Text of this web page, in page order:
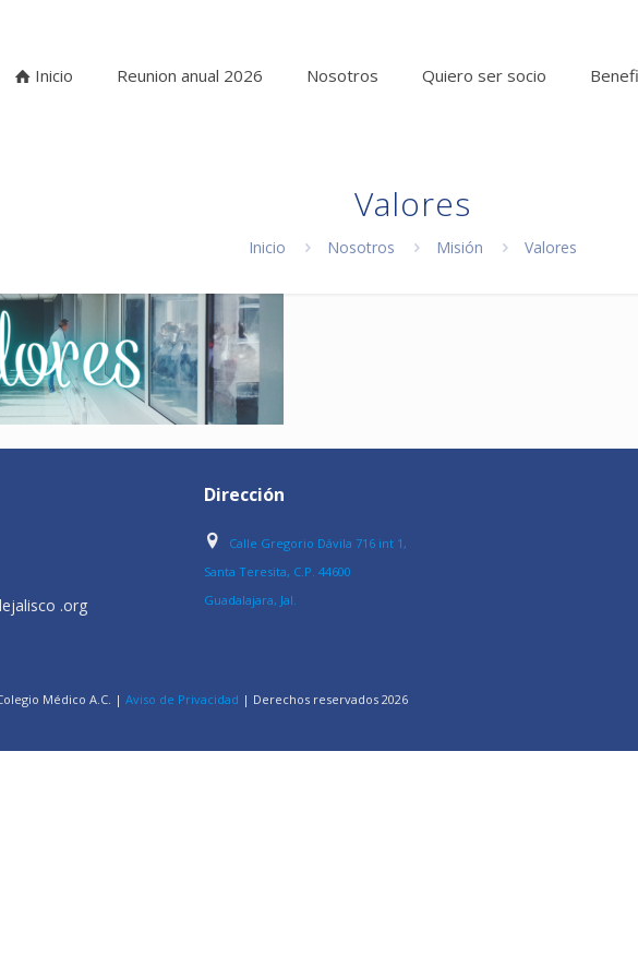
Inicio Reunion anual 2026 Nosotros Quiero ser socio
Valores
Inicio Nosotros Misión Valores
.org
Dirección
Calle Gregorio Dávila 716 int 1,
Santa Teresita, C.P. 44600
Guadalajara, Jal.
Médico A.C. | Aviso de Privacidad | Derechos reservados 2026